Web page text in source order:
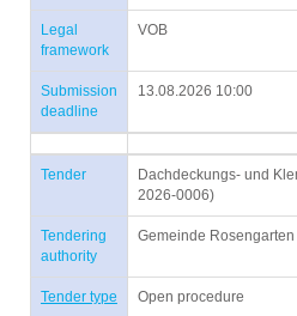
Legal
framework
VOB
Submission
deadline
13.08.2026 10:00
Tender
Dachdeckungs- und
2026-0006)
Tendering
authority
Gemeinde Rosengarten
Tender type Open procedure